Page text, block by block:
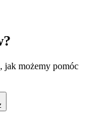
jak możemy pomóc